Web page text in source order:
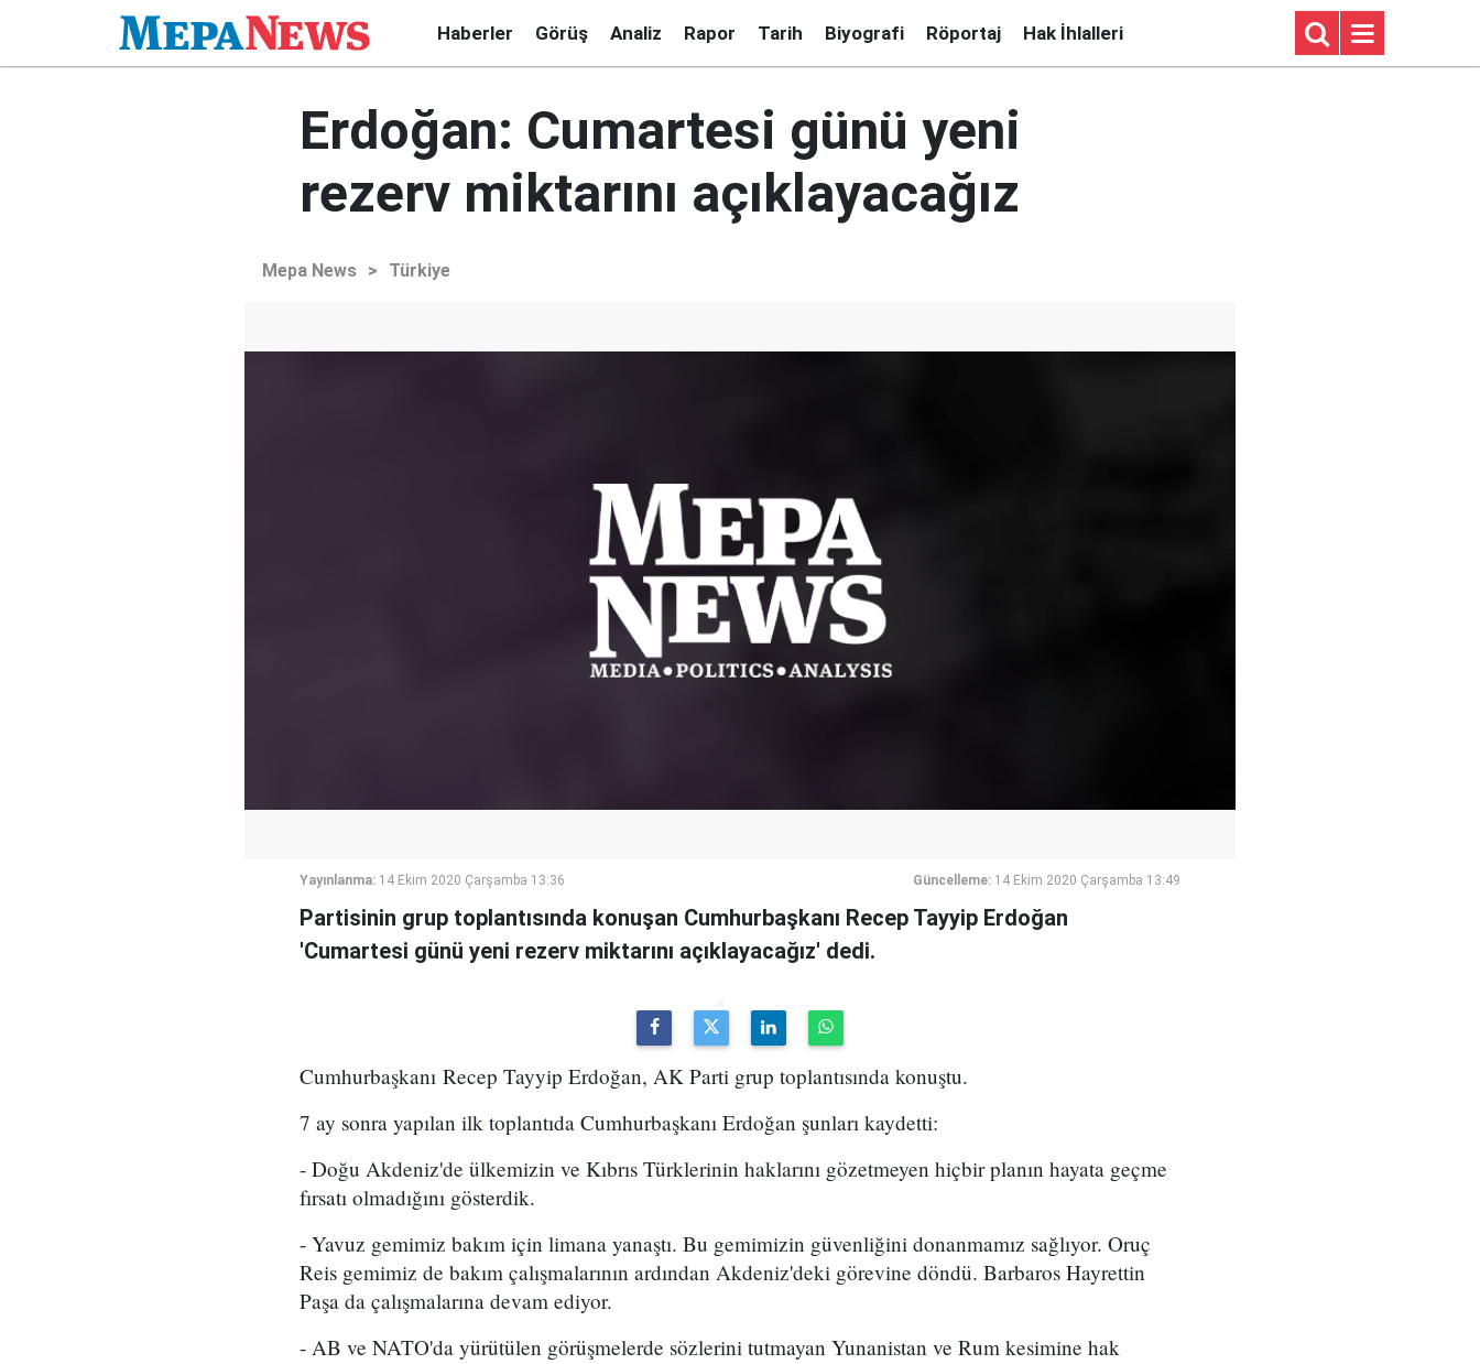
Haberler Görüş Analiz Rapor Tarih Biyografi Röportaj Hak İhlalleri
Erdoğan: Cumartesi günü yeni
rezerv miktarını açıklayacağız
Mepa News > Türkiye
Yayınlanma: 14 Ekim 2020 Çarşamba 13:36 Güncelleme: 14 Ekim 2020 Çarşamba 13:49
Partisinin grup toplantısında konuşan Cumhurbaşkanı Recep Tayyip Erdoğan
'Cumartesi günü yeni rezerv miktarını açıklayacağız' dedi.
Cumhurbaşkanı Recep Tayyip Erdoğan, AK Parti grup toplantısında konuştu.
7 ay sonra yapılan ilk toplantıda Cumhurbaşkanı Erdoğan şunları kaydetti:
- Doğu Akdeniz'de ülkemizin ve Kıbrıs Türklerinin haklarını gözetmeyen hiçbir planın hayata geçme
fırsatı olmadığını gösterdik.
- Yavuz gemimiz bakım için limana yanaştı. Bu gemimizin güvenliğini donanmamız sağlıyor. Oruç
Reis gemimiz de bakım çalışmalarının ardından Akdeniz'deki görevine döndü. Barbaros Hayrettin
Paşa da çalışmalarına devam ediyor.
- AB ve NATO'da yürütülen görüşmelerde sözlerini tutmayan Yunanistan ve Rum kesimine hak